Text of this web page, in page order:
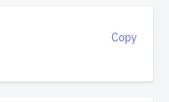
Copy